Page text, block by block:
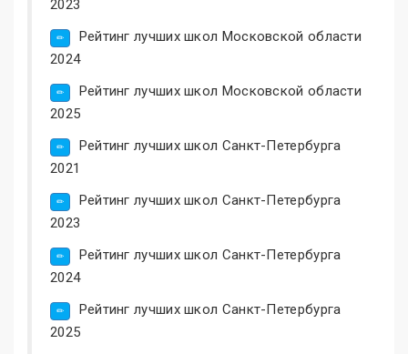
2023
Рейтинг лучших школ Московской области
2024
Рейтинг лучших школ Московской области
2025
Рейтинг лучших школ Санкт-Петербурга
2021
Рейтинг лучших школ Санкт-Петербурга
2023
Рейтинг лучших школ Санкт-Петербурга
2024
Рейтинг лучших школ Санкт-Петербурга
2025